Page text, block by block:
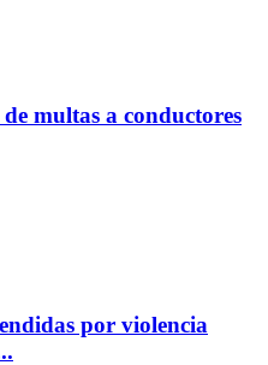
multas a conductores
por violencia